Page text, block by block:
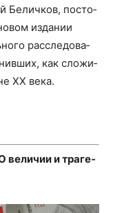
Белич­ков, посто­
изда­нии
рас­сле­до­ва­
как сло­жи­
ХХ века.
вели­чии и тра­ге­